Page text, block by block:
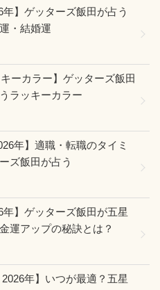
年】ゲッターズ飯田が占う
・結婚運
キーカラー】ゲッターズ飯田
ラッキーカラー
年】適職・転職のタイミ
ズ飯田が占う
年】ゲッターズ飯田が五星
運アップの秘訣とは？
2026年】いつが最適？五星